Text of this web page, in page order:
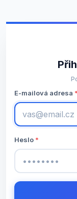
E-mailová adresa
Heslo